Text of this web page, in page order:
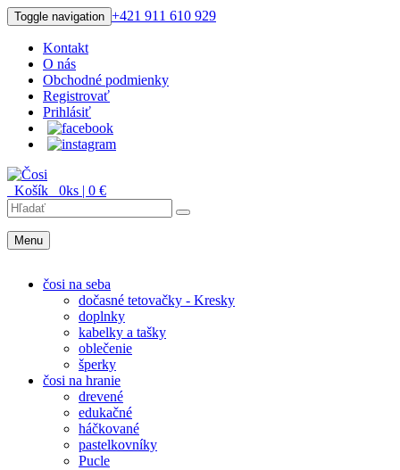
Toggle navigation +421 911 610 929
Kontakt
O nás
Obchodné podmienky
Registrovať
Prihlásiť
Košík 0ks | 0 €
Menu
čosi na seba
dočasné tetovačky - Kresky
doplnky
kabelky a tašky
oblečenie
šperky
čosi na hranie
drevené
edukačné
háčkované
pastelkovníky
Pucle